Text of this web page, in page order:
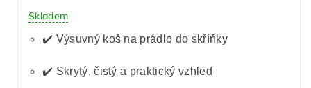
Skladem
✔️ Výsuvný koš na prádlo do skříňky
✔️ Skrytý, čistý a praktický vzhled